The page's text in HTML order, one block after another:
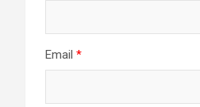
Email *